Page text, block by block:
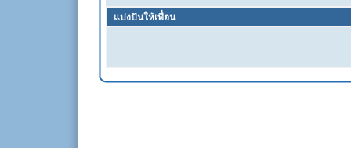
แบ่งปันให้เพื่อน